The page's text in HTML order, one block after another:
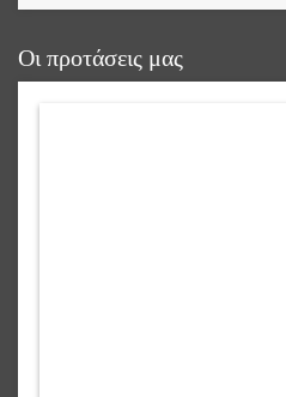
Οι προτάσεις μας